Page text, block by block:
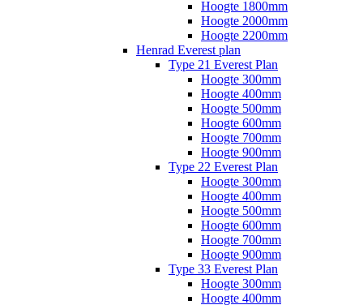
Hoogte 1800mm
Hoogte 2000mm
Hoogte 2200mm
Henrad Everest plan
Type 21 Everest Plan
Hoogte 300mm
Hoogte 400mm
Hoogte 500mm
Hoogte 600mm
Hoogte 700mm
Hoogte 900mm
Type 22 Everest Plan
Hoogte 300mm
Hoogte 400mm
Hoogte 500mm
Hoogte 600mm
Hoogte 700mm
Hoogte 900mm
Type 33 Everest Plan
Hoogte 300mm
Hoogte 400mm